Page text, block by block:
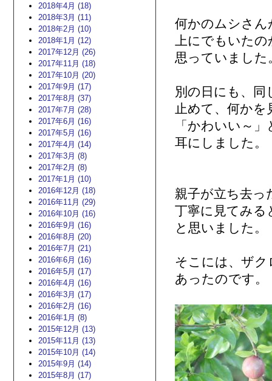
2018年4月 (18)
2018年3月 (11)
2018年2月 (10)
2018年1月 (12)
2017年12月 (26)
2017年11月 (18)
2017年10月 (20)
2017年9月 (17)
2017年8月 (37)
2017年7月 (28)
2017年6月 (16)
2017年5月 (16)
2017年4月 (14)
2017年3月 (8)
2017年2月 (8)
2017年1月 (10)
2016年12月 (18)
2016年11月 (29)
2016年10月 (16)
2016年9月 (16)
2016年8月 (20)
2016年7月 (21)
2016年6月 (16)
2016年5月 (17)
2016年4月 (16)
2016年3月 (17)
2016年2月 (16)
2016年1月 (8)
2015年12月 (13)
2015年11月 (13)
2015年10月 (14)
2015年9月 (14)
2015年8月 (17)
何かのムシさん
上にでもいたの
思っていました
別の日にも、同
止めて、何かを
「かわいい～
耳にしました。
親子が立ち去っ
丁寧に見てみる
と思いました。
そこには、ザ
あったのです。